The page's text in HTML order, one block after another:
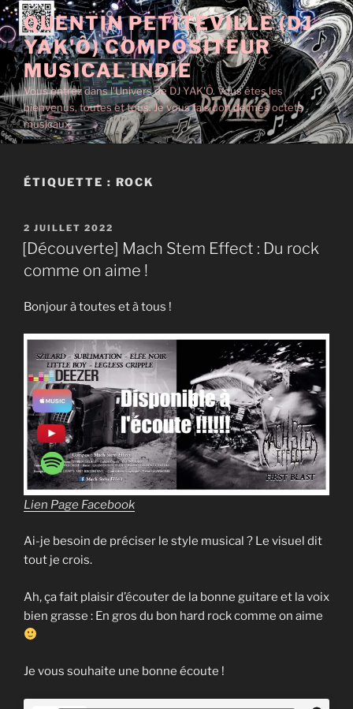
Aller
au
contenu
principal
QUENTIN PETITEVILLE (DJ
YAK'Ô) COMPOSITEUR
MUSICAL INDIE
Vous entrez dans l'Univers de DJ YAK'Ô. Vous êtes les
bienvenus, toutes et tous. Je vous fais don de mes octets
musicaux.
ÉTIQUETTE : ROCK
PUBLIÉ
LE
2 JUILLET 2022
[Découverte] Mach Stem Effect : Du rock
comme on aime !
Bonjour à toutes et à tous !
Lien Page Facebook
Ai-je besoin de préciser le style musical ? Le visuel dit
tout je crois.
Ah, ça fait plaisir d’écouter de la bonne guitare et la voix
bien grasse : En gros du bon hard rock comme on aime
Je vous souhaite une bonne écoute !